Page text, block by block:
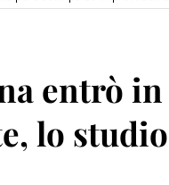
entrò
lo studio